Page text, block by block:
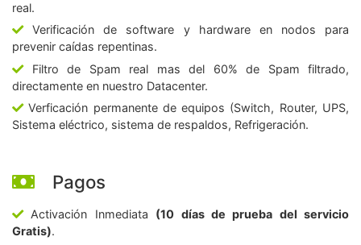
real.
Verificación de software y hardware en nodos para
prevenir caídas repentinas.
Filtro de Spam real mas del 60% de Spam filtrado,
directamente en nuestro Datacenter.
Verficación permanente de equipos (Switch, Router, UPS,
Sistema eléctrico, sistema de respaldos, Refrigeración.
Pagos
Activación Inmediata (10 días de prueba del servicio
Gratis).